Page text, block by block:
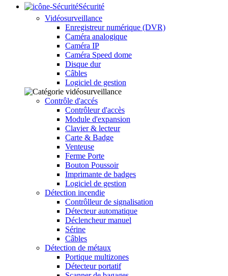
Sécurité
Vidéosurveillance
Enregistreur numérique (DVR)
Caméra analogique
Caméra IP
Caméra Speed dome
Disque dur
Câbles
Logiciel de gestion
Contrôle d'accés
Contrôleur d'accès
Module d'expansion
Clavier & lecteur
Carte & Badge
Venteuse
Ferme Porte
Bouton Poussoir
Imprimante de badges
Logiciel de gestion
Détection incendie
Contrôlleur de signalisation
Détecteur automatique
Déclencheur manuel
Sérine
Câbles
Détection de métaux
Portique multizones
Détecteur portatif